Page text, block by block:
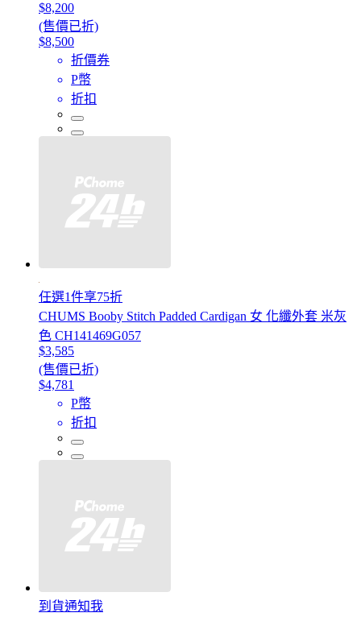
$8,200
(售價已折)
$8,500
折價券
P幣
折扣
任選1件享75折
CHUMS Booby Stitch Padded Cardigan 女 化纖外套 米灰
色 CH141469G057
$3,585
(售價已折)
$4,781
P幣
折扣
到貨通知我